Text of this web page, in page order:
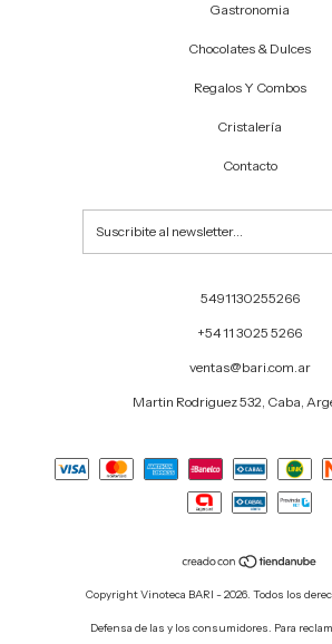
Gastronomia
Chocolates & Dulces
Regalos Y Combos
Cristalería
Contacto
5491130255266
+54 11 3025 5266
ventas@bari.com.ar
Martin Rodriguez 532, Caba,
Copyright Vinoteca BARI - 2026. Todos los
Defensa de las y los consumidores. Para